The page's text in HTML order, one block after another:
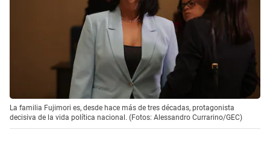
La familia Fujimori es, desde hace más de tres décadas, protagonista
decisiva de la vida política nacional. (Fotos: Alessandro Currarino/GEC)